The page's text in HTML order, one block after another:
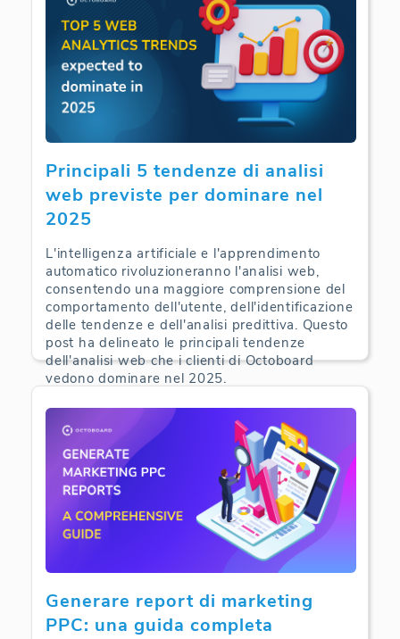
Principali 5 tendenze di analisi
web previste per dominare nel
2025
L'intelligenza artificiale e l'apprendimento
automatico rivoluzioneranno l'analisi web,
consentendo una maggiore comprensione del
comportamento dell'utente, dell'identificazione
delle tendenze e dell'analisi predittiva. Questo
post ha delineato le principali tendenze
dell'analisi web che i clienti di Octoboard
vedono dominare nel 2025.
Web Analytics | 10-05-2025
Generare report di marketing
PPC: una guida completa